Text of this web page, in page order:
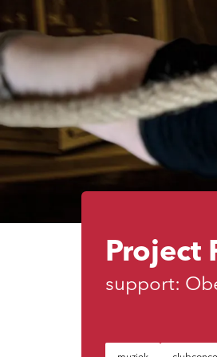
Project
support: